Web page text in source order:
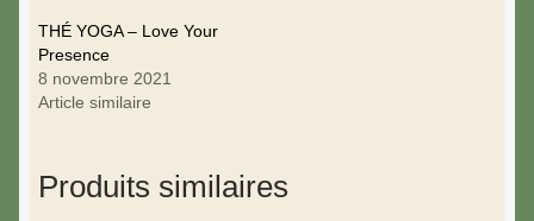
THÉ YOGA – Love Your
Presence
8 novembre 2021
Article similaire
Produits similaires